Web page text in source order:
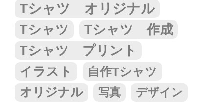
Tシャツ オリジナル
Tシャツ
Tシャツ 作成
Tシャツ プリント
イラスト 自作Tシャツ
オリジナル 写真
デザイン